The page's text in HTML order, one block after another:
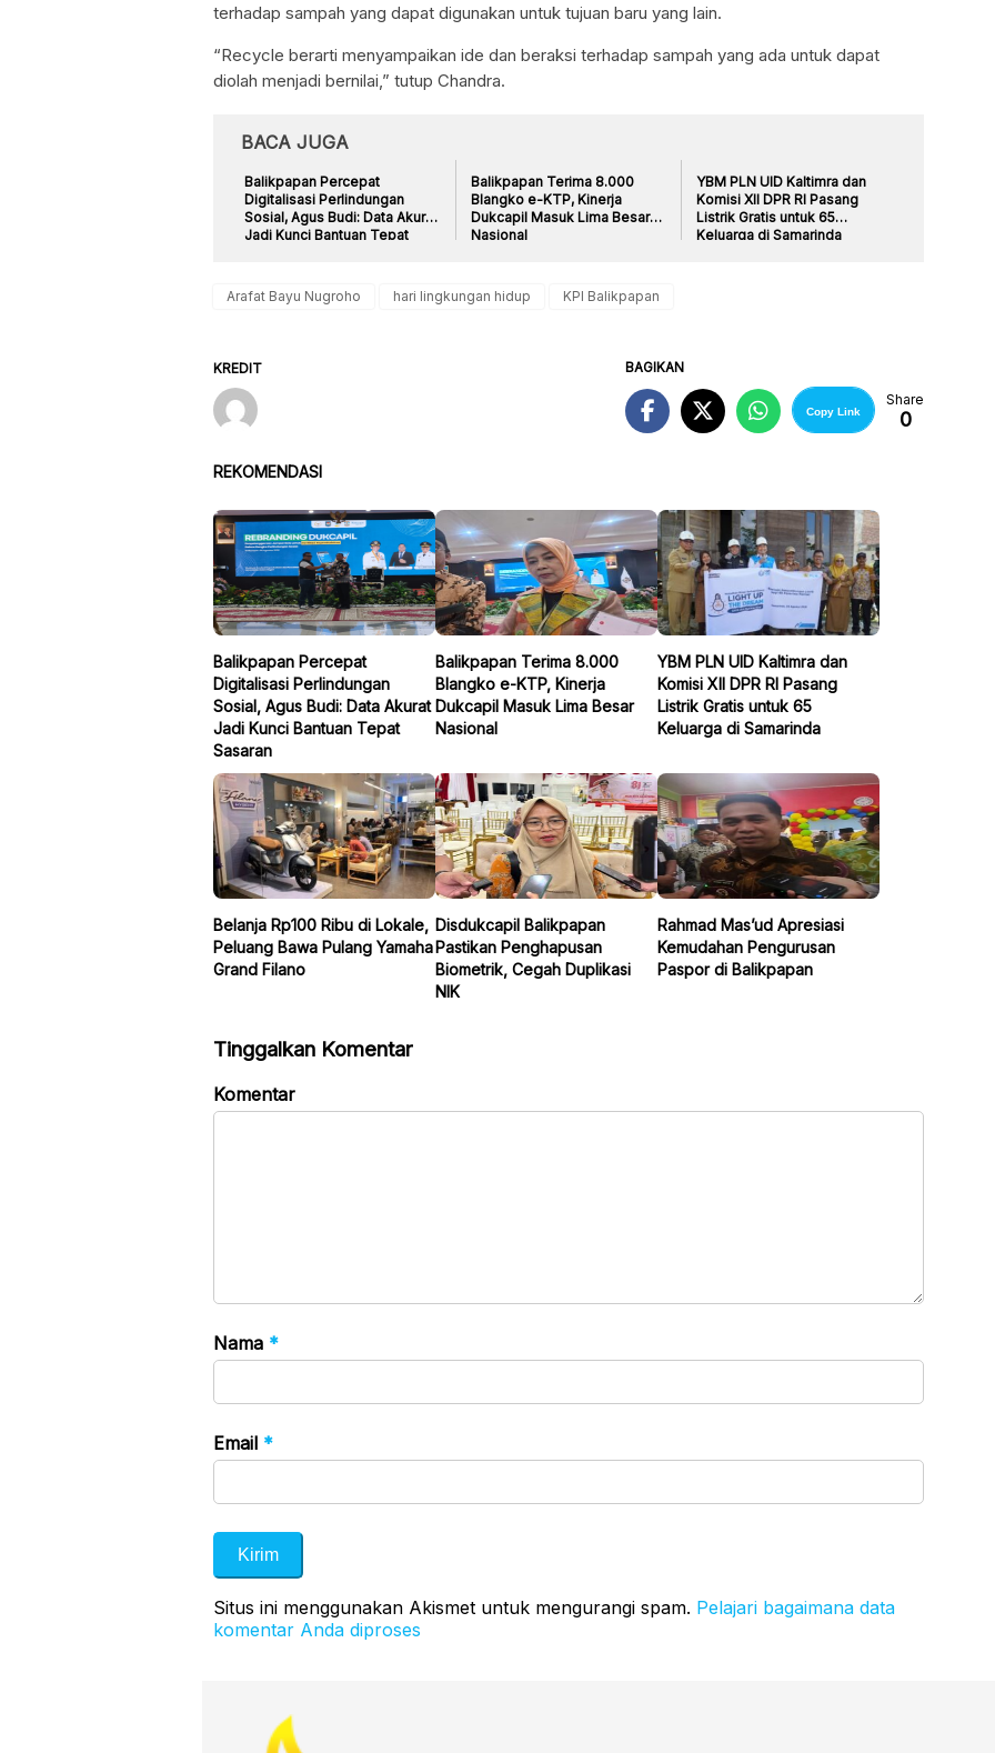
terhadap sampah yang dapat digunakan untuk tujuan baru yang lain.
“Recycle berarti menyampaikan ide dan beraksi terhadap sampah yang ada untuk dapat
diolah menjadi bernilai,” tutup Chandra.
BACA JUGA
Balikpapan Percepat
Digitalisasi Perlindungan
Sosial, Agus Budi: Data Akurat
Jadi Kunci Bantuan Tepat
Balikpapan Terima 8.000
Blangko e-KTP, Kinerja
Dukcapil Masuk Lima Besar
Nasional
YBM PLN UID Kaltimra dan
Komisi XII DPR RI Pasang
Listrik Gratis untuk 65
Keluarga di Samarinda
Arafat Bayu Nugroho hari lingkungan hidup KPI Balikpapan
KREDIT BAGIKAN
Copy Link
Share
0
REKOMENDASI
Balikpapan Percepat
Digitalisasi Perlindungan
Sosial, Agus Budi: Data Akurat
Jadi Kunci Bantuan Tepat
Sasaran
Balikpapan Terima 8.000
Blangko e-KTP, Kinerja
Dukcapil Masuk Lima Besar
Nasional
YBM PLN UID Kaltimra dan
Komisi XII DPR RI Pasang
Listrik Gratis untuk 65
Keluarga di Samarinda
Belanja Rp100 Ribu di Lokale,
Peluang Bawa Pulang Yamaha
Grand Filano
Disdukcapil Balikpapan
Pastikan Penghapusan
Biometrik, Cegah Duplikasi
NIK
Rahmad Mas’ud Apresiasi
Kemudahan Pengurusan
Paspor di Balikpapan
Tinggalkan Komentar
Komentar
Nama *
Email *
Situs ini menggunakan Akismet untuk mengurangi spam. Pelajari bagaimana data
komentar Anda diproses